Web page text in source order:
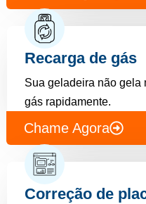
Recarga de gás
Sua geladeira não gela
gás rapidamente.
Chame Agora
Correção de